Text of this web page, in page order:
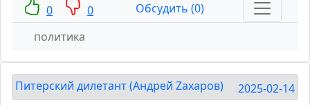
0 0
Обсудить (0)
политика
Питерский дилетант (Андрей Zахаров) 2025-02-14